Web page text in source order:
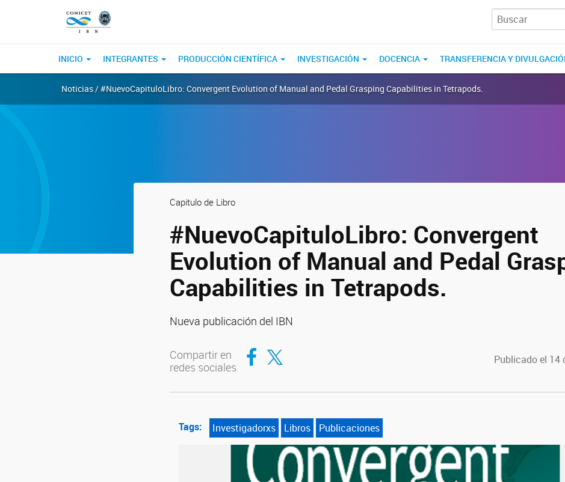
INICIO INTEGRANTES PRODUCCIÓN CIENTÍFICA INVESTIGACIÓN DOCENCIA TRANSFERENCIA Y
Noticias / #NuevoCapituloLibro: Convergent Evolution of Manual and Pedal Grasping Capabilities in Tetrapods.
Capitulo de Libro
#NuevoCapituloLibro: Convergent
Evolution of Manual and Pedal
Capabilities in Tetrapods.
Nueva publicación del IBN
Compartir en
redes sociales
Compartir en Facebook
Compartir en Twitter Publicado el 14
Tags: Investigadorxs Libros Publicaciones